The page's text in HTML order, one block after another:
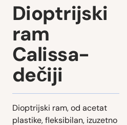
Dioptrijski
ram
Calissa-
dečiji
Dioptrijski ram, od acetat
plastike, fleksibilan, izuzetno